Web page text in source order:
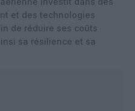
et des technologies
de réduire ses coûts
sa résilience et sa